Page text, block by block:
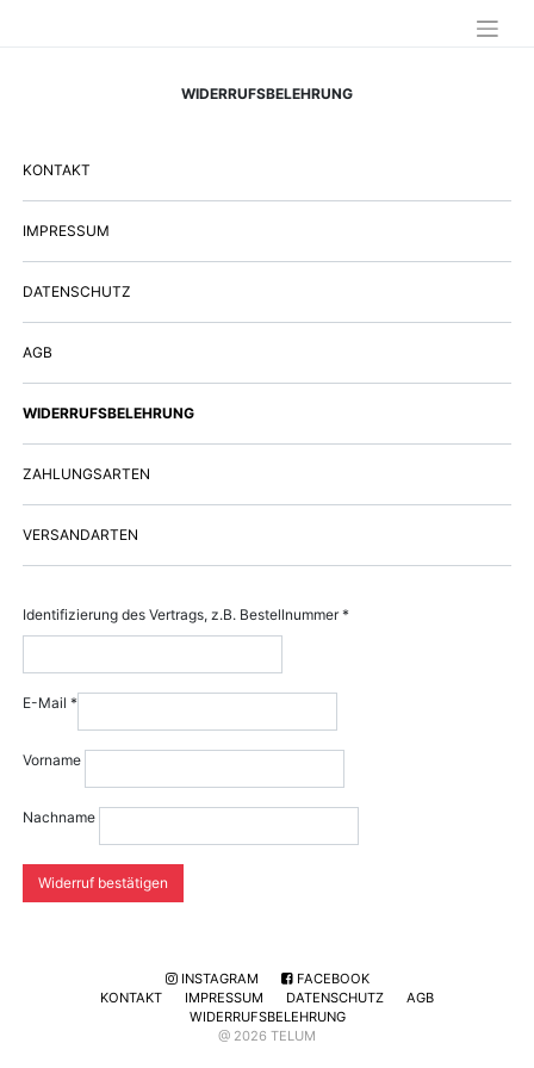
WIDERRUFSBELEHRUNG
KONTAKT
IMPRESSUM
DATENSCHUTZ
AGB
WIDERRUFSBELEHRUNG
ZAHLUNGSARTEN
VERSANDARTEN
Identifizierung des Vertrags, z.B. Bestellnummer*
E-Mail *
E-Mail
Vorname
Nachname
Widerruf bestätigen
INSTAGRAM
FACEBOOK
KONTAKT
IMPRESSUM DATENSCHUTZ
AGB
WIDERRUFSBELEHRUNG
@ 2026 TELUM